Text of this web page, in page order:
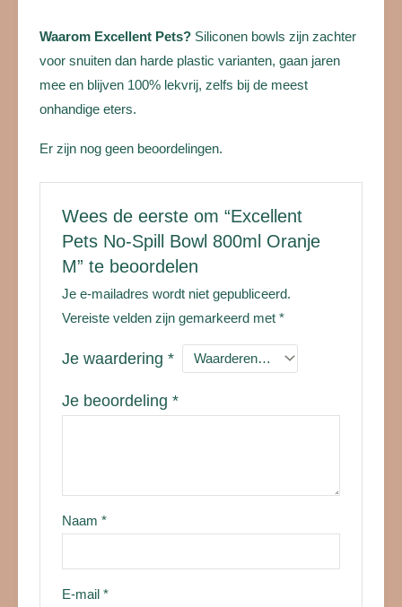
Waarom Excellent Pets? Siliconen bowls zijn zachter
voor snuiten dan harde plastic varianten, gaan jaren
mee en blijven 100% lekvrij, zelfs bij de meest
onhandige eters.
Er zijn nog geen beoordelingen.
Wees de eerste om “Excellent
Pets No-Spill Bowl 800ml Oranje
M” te beoordelen
Je e-mailadres wordt niet gepubliceerd.
Vereiste velden zijn gemarkeerd met*
Je waardering*
Je beoordeling*
Naam*
E-mail*